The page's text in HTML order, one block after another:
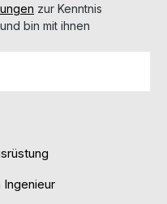
zur Kenntnis
bin mit ihnen
Ingenieur